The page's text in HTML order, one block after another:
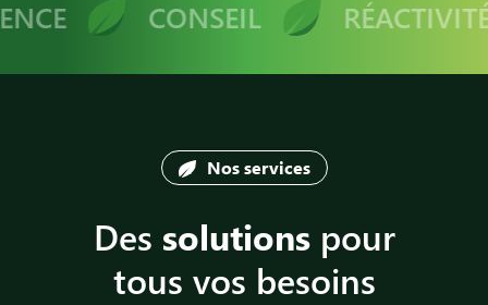
CONSEIL RÉACTIVITÉ
Nos services
Des solutionspour
tous vos besoins